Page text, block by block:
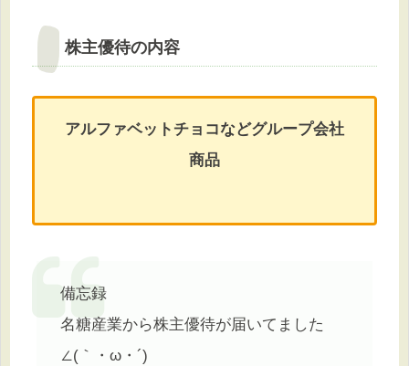
株主優待の内容
アルファベットチョコなどグループ会社
商品
備忘録
名糖産業から株主優待が届いてました
∠(｀・ω・´)